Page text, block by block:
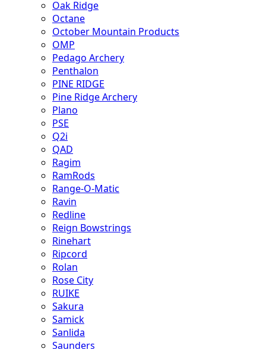
Oak Ridge
Octane
October Mountain Products
OMP
Pedago Archery
Penthalon
PINE RIDGE
Pine Ridge Archery
Plano
PSE
Q2i
QAD
Ragim
RamRods
Range-O-Matic
Ravin
Redline
Reign Bowstrings
Rinehart
Ripcord
Rolan
Rose City
RUIKE
Sakura
Samick
Sanlida
Saunders